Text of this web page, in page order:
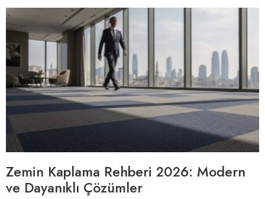
Zemin Kaplama Rehberi 2026: Modern
ve Dayanıklı Çözümler